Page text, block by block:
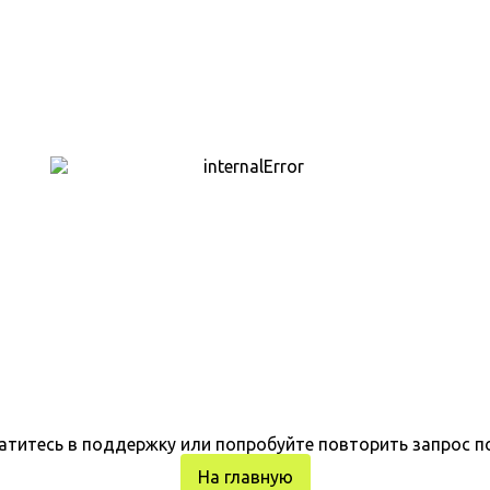
в поддержку или попробуйте повторить запрос
На главную